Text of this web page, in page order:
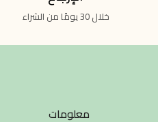
خلال 30 يومًا من الشراء
معلومات